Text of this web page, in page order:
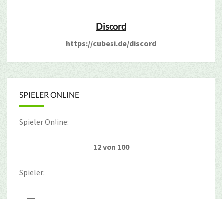
Discord
https://cubesi.de/discord
SPIELER ONLINE
Spieler Online:
12 von 100
Spieler: